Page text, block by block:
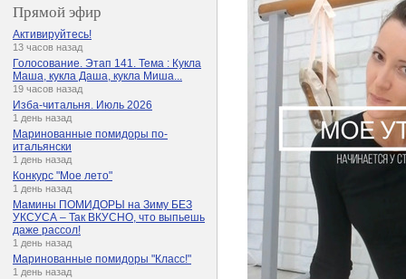
Прямой эфир
Активируйтесь!
13 часов назад
Голосование. Этап 141. Тема : Кукла
Маша, кукла Даша, кукла Миша...
19 часов назад
Изба-читальня. Июль 2026
1 день назад
Маринованные помидоры по-
итальянски
1 день назад
Конкурс "Мое лето"
1 день назад
Мамины ПОМИДОРЫ на Зиму БЕЗ
УКСУСА – Так ВКУСНО, что выпьешь
даже рассол!
1 день назад
Маринованные помидоры "Класс!"
1 день назад